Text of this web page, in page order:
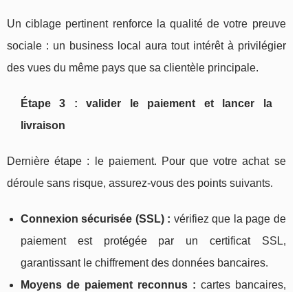
Un ciblage pertinent renforce la qualité de votre preuve
sociale : un business local aura tout intérêt à privilégier
des vues du même pays que sa clientèle principale.
Étape 3 : valider le paiement et lancer la
livraison
Dernière étape : le paiement. Pour que votre achat se
déroule sans risque, assurez-vous des points suivants.
Connexion sécurisée (SSL) : vérifiez que la page de
paiement est protégée par un certificat SSL,
garantissant le chiffrement des données bancaires.
Moyens de paiement reconnus : cartes bancaires,